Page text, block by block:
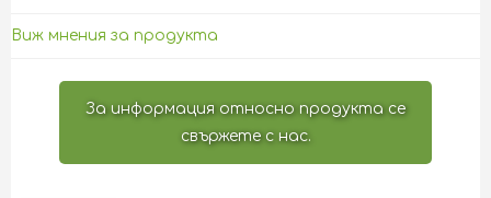
Виж мнения за продукта
За информация относно продукта се
свържете с нас.